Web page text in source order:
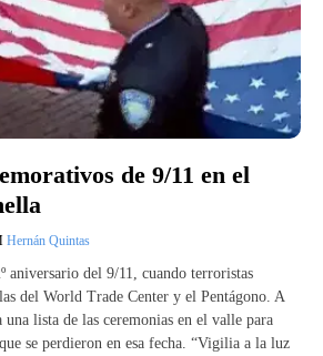
de 9/11 en el
Hernán Quintas
aniversario del 9/11, cuando terroristas
del World Trade Center y el Pentágono. A
una lista de las ceremonias en el valle para
se perdieron en esa fecha. “Vigilia a la luz